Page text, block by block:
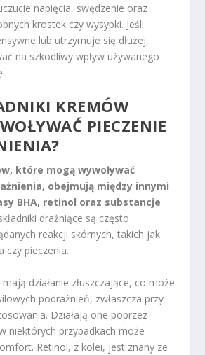
napięcia, swędzenie oraz
krostek czy wysypki. Jeśli
lub utrzymuje się dłużej,
na szkodliwy wpływ używanego
KREMÓW
PIECZENIE
które mogą wywoływać
obejmują między innymi
BHA, retinol oraz substancje
drażniące są często
reakcji skórnych, takich jak
czy pieczenia.
działanie złuszczające, co może
podrażnień, zwłaszcza przy
Działają one poprzez
niektórych przypadkach może
Retinol, z kolei, jest znany ze